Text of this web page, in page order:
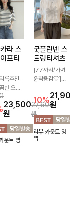
라 스
프티
룩추천
한 오픈
조화로
이 들어
라이프
로 단정하
얼한 무
사하는
셔츠에
23,500
원
27,600
원
운트 영
굿플린넨 스
트링티셔츠
[77까지/가벼
운착용감🤍]린
럴한 플라워 프
린팅이 포인트가
되어 하나만으로
도 감성 있는 스
타일을 완성해드
리는 티셔츠-🌼
10%원
리뷰 카운트 영
역